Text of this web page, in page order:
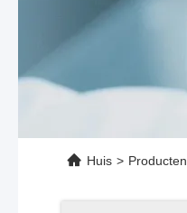
Huis > Producten